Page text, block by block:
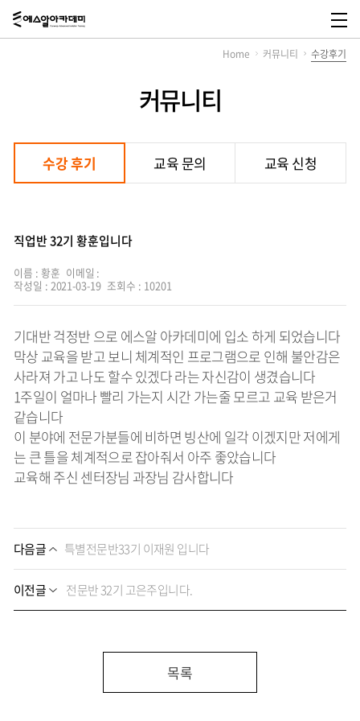
에
스
알
열
Home 커뮤니티 수강후기
커뮤니티
수강 후기 교육 문의 교육 신청
직업반 32기 황훈입니다
이름 : 황훈 이메일 :
작성일 : 2021-03-19 조회수 : 10201
기대반 걱정반 으로 에스알 아카데미에 입소 하게 되었습니다
막상 교육을 받고 보니 체계적인 프로그램으로 인해 불안감은
사라져 가고 나도 할수 있겠다 라는 자신감이 생겼습니다
1주일이 얼마나 빨리 가는지 시간 가는줄 모르고 교육 받은거
같습니다
이 분야에 전문가분들에 비하면 빙산에 일각 이겠지만 저에게
는 큰 틀을 체계적으로 잡아줘서 아주 좋았습니다
교육해 주신 센터장님 과장님 감사합니다
다음글 특별전문반33기 이재원 입니다
이전글 전문반 32기 고은주입니다.
목록